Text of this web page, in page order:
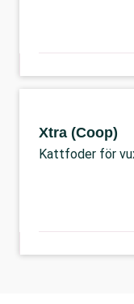
Xtra (Coop)
Kattfoder för